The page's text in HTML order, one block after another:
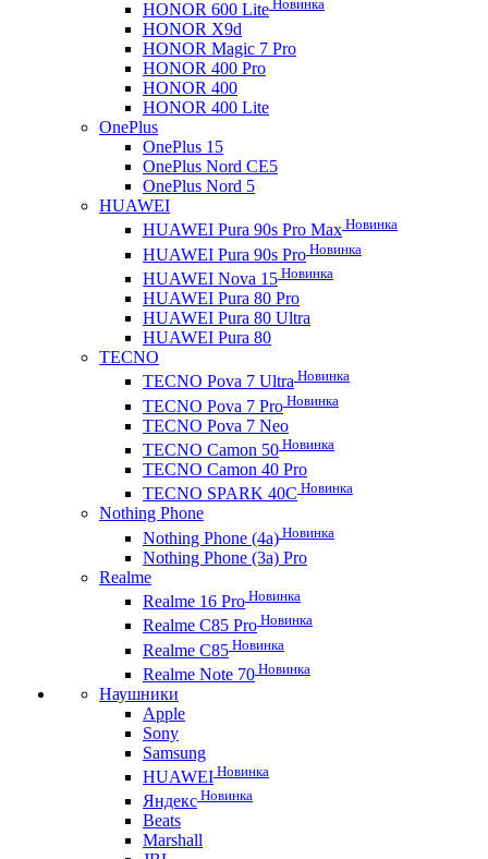
HONOR 600 Lite Новинка
HONOR X9d
HONOR Magic 7 Pro
HONOR 400 Pro
HONOR 400
HONOR 400 Lite
OnePlus
OnePlus 15
OnePlus Nord CE5
OnePlus Nord 5
HUAWEI
HUAWEI Pura 90s Pro Max Новинка
HUAWEI Pura 90s Pro Новинка
HUAWEI Nova 15 Новинка
HUAWEI Pura 80 Pro
HUAWEI Pura 80 Ultra
HUAWEI Pura 80
TECNO
TECNO Pova 7 Ultra Новинка
TECNO Pova 7 Pro Новинка
TECNO Pova 7 Neo
TECNO Camon 50 Новинка
TECNO Camon 40 Pro
TECNO SPARK 40C Новинка
Nothing Phone
Nothing Phone (4a) Новинка
Nothing Phone (3a) Pro
Realme
Realme 16 Pro Новинка
Realme C85 Pro Новинка
Realme C85 Новинка
Realme Note 70 Новинка
Наушники
Apple
Sony
Samsung
HUAWEI Новинка
Яндекс Новинка
Beats
Marshall